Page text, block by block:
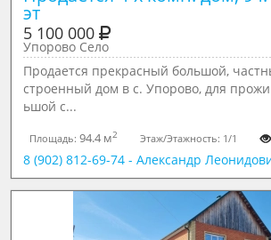
эт
5 100 000
Упорово Село
Продается прекрасный большой,
строенный дом в с. Упорово, для
ьшой с...
Площадь:94.4 м2 Этаж/Этажность: 1/1
8 (902) 812-69-74 - Александр